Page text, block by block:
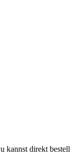
direkt